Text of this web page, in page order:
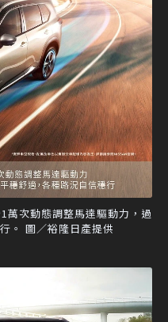
萬次動態調整馬達驅動力，過
。 圖／裕隆日產提供